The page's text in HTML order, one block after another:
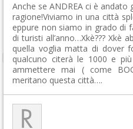
Anche se ANDREA ci è andato
ragione!Viviamo in una città
eppure non siamo in grado di
di turisti all’anno…Xkè??? Xkè
quella voglia matta di dover
qualcuno citerà le 1000 e
ammettere mai ( come
meritano questa città….